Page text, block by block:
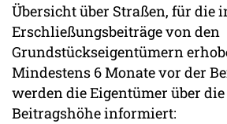
Übersicht über Straßen, für die
Erschließungsbeiträge von den
Grundstückseigentümern
Mindestens 6 Monate vor der
werden die Eigentümer über
Beitragshöhe informiert: